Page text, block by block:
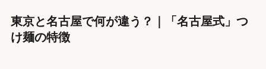
東京と名古屋で何が違う？｜「名古屋式」つ
け麺の特徴